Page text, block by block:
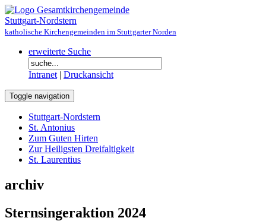
Gesamtkirchengemeinde
Stuttgart-Nordstern
katholische Kirchengemeinden im Stuttgarter Norden
erweiterte Suche
Intranet | Druckansicht
Toggle navigation
Stuttgart-Nordstern
St. Antonius
Zum Guten Hirten
Zur Heiligsten Dreifaltigkeit
St. Laurentius
archiv
Sternsingeraktion 2024